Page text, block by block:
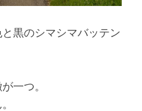
黒のシマシマバッテン
一つ。